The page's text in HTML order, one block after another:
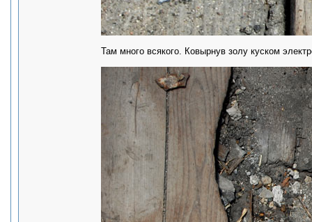
Там много всякого. Ковырнув золу куском